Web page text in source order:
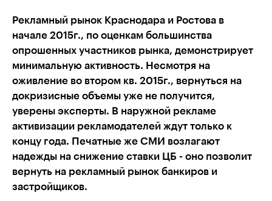
Рекламный рынок Краснодара и Ростова в
начале 2015г., по оценкам большинства
опрошенных участников рынка, демонстрирует
минимальную активность. Несмотря на
оживление во втором кв. 2015г., вернуться на
докризисные объемы уже не получится,
уверены эксперты. В наружной рекламе
активизации рекламодателей ждут только к
концу года. Печатные же СМИ возлагают
надежды на снижение ставки ЦБ - оно позволит
вернуть на рекламный рынок банкиров и
застройщиков.